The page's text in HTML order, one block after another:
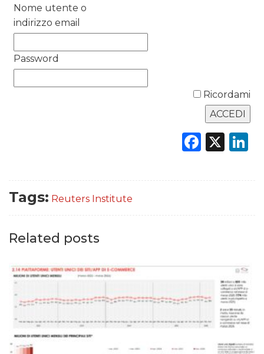
CASE HISTORY
OPINIONI
Nome utente o
indirizzo email
Password
Ricordami
X
Tags: Reuters Institute
Related posts